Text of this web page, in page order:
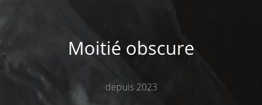
Moitié obscure
depuis 2023